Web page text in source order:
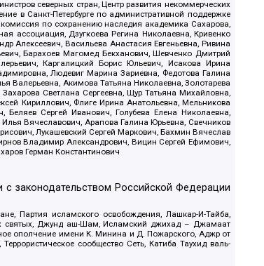
северных стран, Центр развития некоммерческих
в Санкт-Петербурге по административной поддержке
по сохранению наследия академика Сахарова,
ассоциация, Дзугкоева Регина Николаевна, Кривенко
Алексеевич, Васильева Анастасия Евгеньевна, Ривина
Барахоев Магомед Бекханович, Шевченко Дмитрий
Каргалицкий Борис Юльевич, Исакова Ирина
Людевиг Марина Зариевна, Федотова Галина
Валерьевна, Акимова Татьяна Николаевна, Золотарева
Светлана Сергеевна, Щур Татьяна Михайловна,
Кириллович, Флиге Ирина Анатольевна, Мельникова
Сергей Иванович, Голубева Елена Николаевна,
Вячеславович, Арапова Галина Юрьевна, Свечников
Лукашевский Сергей Маркович, Бахмин Вячеслав
Владимир Александрович, Вицин Сергей Ефимович,
Герман Константинович
законодательством Российской Федерации
Партия исламского освобождения, Лашкар-И-Тайба,
святых, Джунд аш-Шам, Исламский джихад – Джамаат
ополчение имени К. Минина и Д. Пожарского, Аджр от
сообщество Сеть, Катиба Таухид валь-